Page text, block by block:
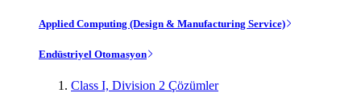
Applied Computing (Design & Manufacturing Service)
Endüstriyel Otomasyon
Class I, Division 2 Çözümler